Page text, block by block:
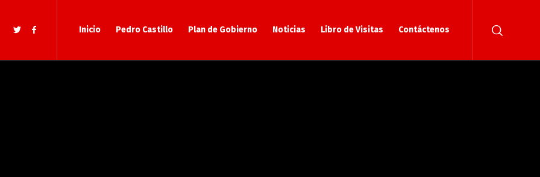
Inicio Pedro Castillo Plan de Gobierno Noticias Libro de Visitas Contáctenos